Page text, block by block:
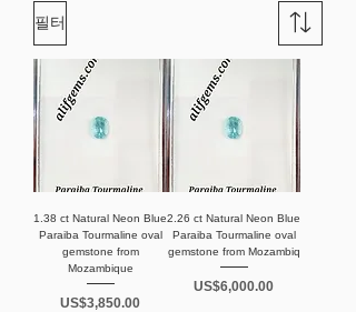
효과를 냅니다. 그 이후로 모잠비크와 나이지
리아에서도 유사한 구리 함유 투르말린이 발
견되었습니다. 파라이바 투르말린은 세계에
서 가장 매혹적이고 희귀한 보석 중 하나입니
다. 구리와 망간으로 인해 네온 블루에서 그린
까지 다양한 빛깔을 띠는 이 보석은 수집가들
의 꿈이자 투자자의 보물이 되었습니다.
필터
1.38 ct Natural Neon Blue
Paraiba Tourmaline oval
gemstone from
Mozambique
가격
US$3,850.00
2.26 ct Natural Neon Blue
Paraiba Tourmaline oval
gemstone from Mozambiq
가격
US$6,000.00